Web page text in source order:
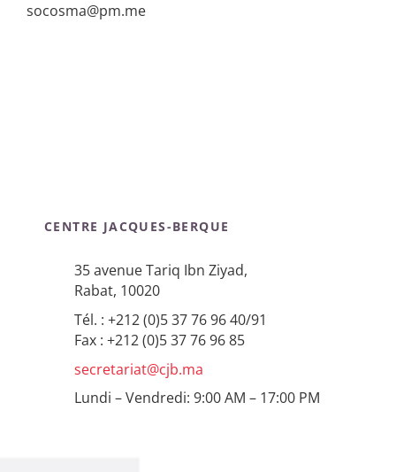
socosma@pm.me
CENTRE JACQUES-BERQUE
35 avenue Tariq Ibn Ziyad,
Rabat, 10020
Tél. : +212 (0)5 37 76 96 40/91
Fax : +212 (0)5 37 76 96 85
secretariat@cjb.ma
Lundi – Vendredi: 9:00 AM – 17:00 PM